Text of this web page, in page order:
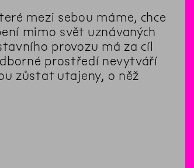
mezi sebou máme, chce
mimo svět uznávaných
provozu má za cíl
prostředí nevytváří
zůstat utajeny, o něž